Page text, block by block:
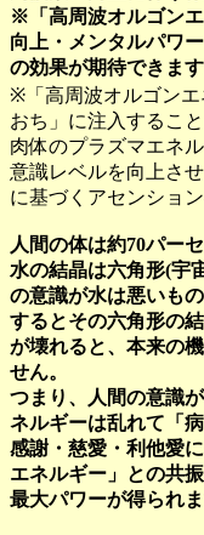
※「高周波オルゴン
向上・メンタルパワ
の効果が期待できます
※「高周波オルゴン
おち」に注入すること
肉体のプラズマエネ
意識レベルを向上さ
に基づくアセンショ
人間の体は約70パー
水の結晶は六角形(宇
の意識が水は悪いも
するとその六角形の
が壊れると、本来の
せん。
つまり、人間の意識
ネルギーは乱れて「
感謝・慈愛・利他愛
エネルギー」との共振
最大パワーが得られま